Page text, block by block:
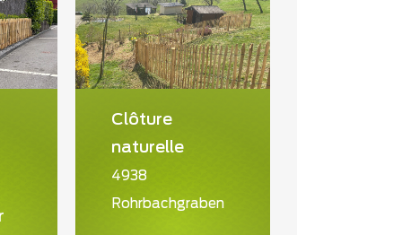
Clôture
naturelle
4938
Rohrbachgraben